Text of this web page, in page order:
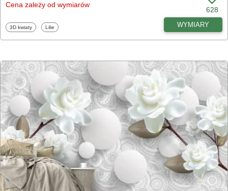
Cena zależy od wymiarów
628
Fototapety
3D kwiaty Fototapety
Lilie WYMIARY